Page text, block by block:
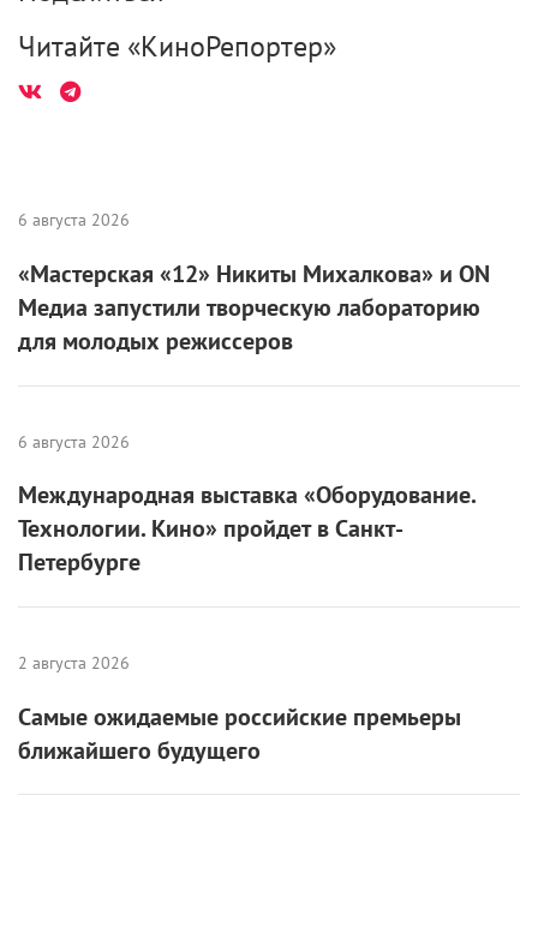
Читайте «КиноРепортер»
6 августа 2026
«Мастерская «12» Никиты Михалкова» и ON
Медиа запустили творческую лабораторию
для молодых режиссеров
6 августа 2026
Международная выставка «Оборудование.
Технологии. Кино» пройдет в Санкт-
Петербурге
2 августа 2026
Самые ожидаемые российские премьеры
ближайшего будущего